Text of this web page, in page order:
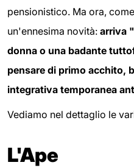
pensionistico. Ma ora,
un'ennesima novità: arriva
donna o una badante
pensare di primo acchito,
integrativa temporanea
Vediamo nel dettaglio le
L'Ape